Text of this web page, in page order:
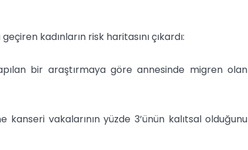
kadınların risk haritasını çıkardı:
bir araştırmaya göre annesinde migren olan
vakalarının yüzde 3’ünün kalıtsal olduğunu